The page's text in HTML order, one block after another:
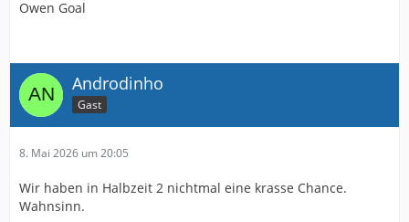
Owen Goal
Androdinho
Gast
8. Mai 2026 um 20:05
Wir haben in Halbzeit 2 nichtmal eine krasse Chance.
Wahnsinn.